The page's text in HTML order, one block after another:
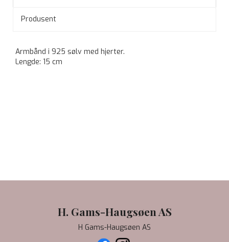
Produsent
Armbånd i 925 sølv med hjerter.
Lengde: 15 cm
H. Gams-Haugsøen AS
H Gams-Haugsøen AS